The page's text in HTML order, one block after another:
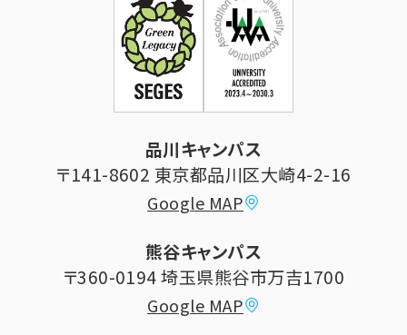
証明書発行手続き
証明書発行・各種手続き
シラバス (講義案内)
学費納付金・奨学金
大学祭
住所等登録内容の変更
科目等履修生制度のご案内
研究推進・社会貢献センター
品川キャンパス
〒141-8602 東京都品川区大崎4-2-16
Google MAP
熊谷キャンパス
〒360-0194 埼玉県熊谷市万吉1700
Google MAP